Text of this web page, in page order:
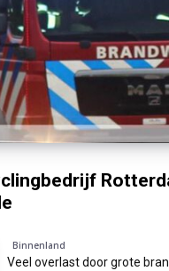
Binnenland
Veel overlast door grote